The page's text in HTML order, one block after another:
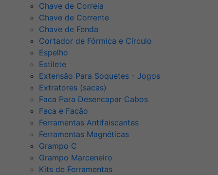
Chave de Correia
Chave de Corrente
Chave de Fenda
Cortador de Fórmica e Círculo
Espelho
Estilete
Extensão Para Soquetes - Jogos
Extratores (sacas)
Faca Para Desencapar Cabos
Faca e Facão
Ferramentas Antifaiscantes
Ferramentas Magnéticas
Grampo C
Grampo Marceneiro
Kits de Ferramentas